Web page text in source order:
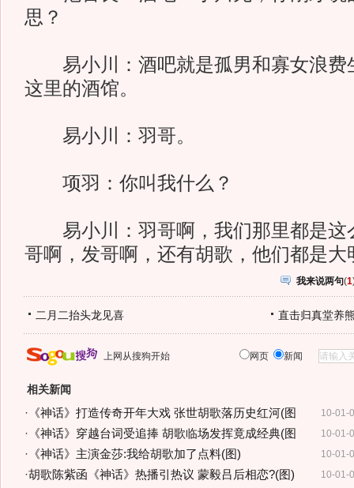
思？
易小川：酒吧就是孤男和寡女浪费
这里的酒馆。
易小川：羽哥。
项羽：你叫我什么？
易小川：羽哥啊，我们那里都是这
哥啊，发哥啊，还有胡歌，他们都是大
我来说两句(1
二月二抬头龙见喜 直击归真堂养
上网从搜狗开始 网页 新闻
相关新闻
10-01-
· 《神话》打造传奇开年大戏 张世胡歌落历史红河(图
10-01-
· 《神话》穿越台词受追捧 胡歌临场发挥竟成经典(图
10-01-
· 《神话》主演金莎:我给胡歌加了点料(图)
10-01-
·胡歌陈紫函《神话》热播引热议 蒙毅吕后相恋?(图)